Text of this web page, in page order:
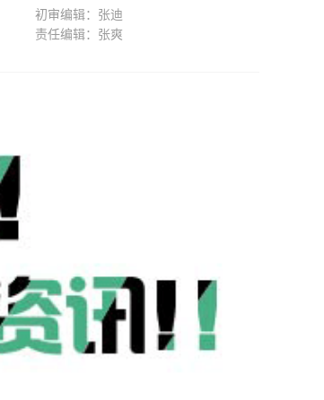
初审编辑：张迪
责任编辑：张爽